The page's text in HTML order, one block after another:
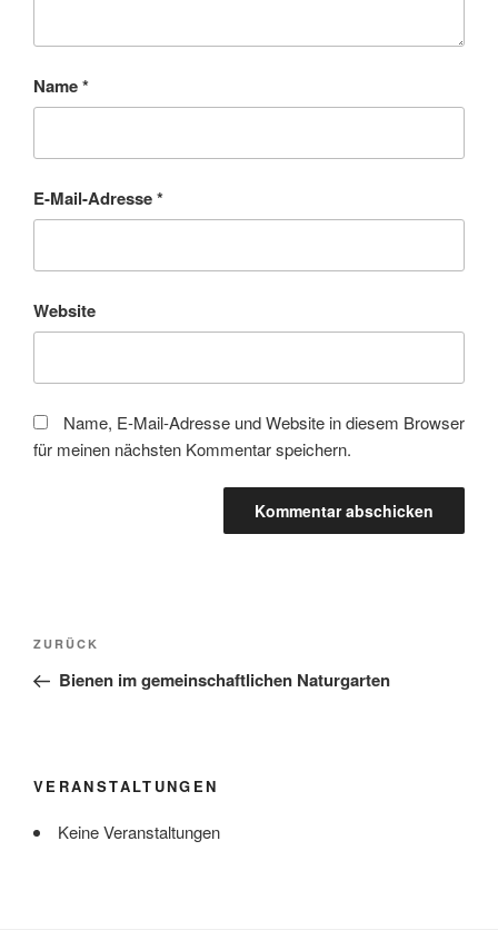
Name*
E-Mail-Adresse*
Website
Name, E-Mail-Adresse und Website in diesem Browser
für meinen nächsten Kommentar speichern.
Beitragsnavigation
Vorheriger
Beitrag
ZURÜCK
Bienen im gemeinschaftlichen Naturgarten
VERANSTALTUNGEN
Keine Veranstaltungen